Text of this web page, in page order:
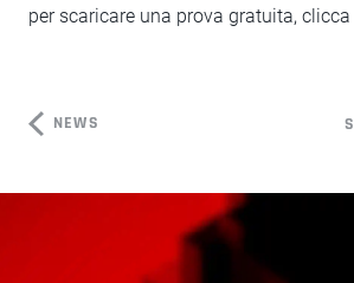
per scaricare una prova gratuita, clicca
NEWS